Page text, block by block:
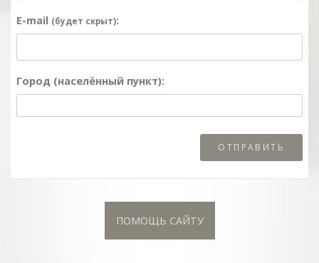
E-mail (будет скрыт):
Город (населённый пункт):
ПОМОЩЬ САЙТУ